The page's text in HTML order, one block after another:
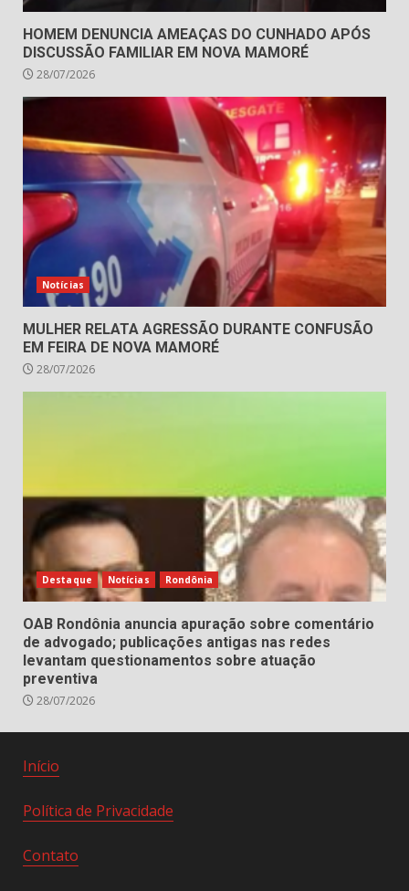
HOMEM DENUNCIA AMEAÇAS DO CUNHADO APÓS
DISCUSSÃO FAMILIAR EM NOVA MAMORÉ
28/07/2026
Notícias
MULHER RELATA AGRESSÃO DURANTE CONFUSÃO
EM FEIRA DE NOVA MAMORÉ
28/07/2026
Destaque Notícias Rondônia
OAB Rondônia anuncia apuração sobre comentário
de advogado; publicações antigas nas redes
levantam questionamentos sobre atuação
preventiva
28/07/2026
Início
Política de Privacidade
Contato